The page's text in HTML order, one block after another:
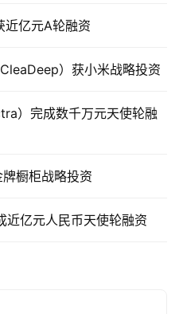
近亿元A轮融资
）获小米战略投资
）完成数千万元天使轮融
橱柜战略投资
亿元人民币天使轮融资